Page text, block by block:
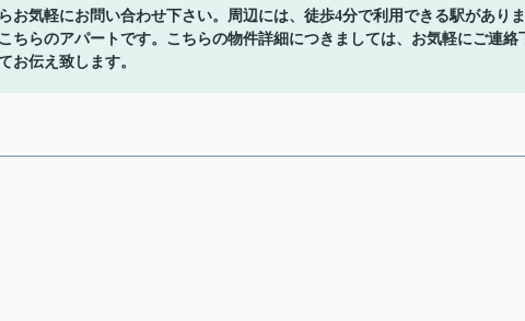
お気軽にお問い合わせ下さい。周辺には、徒歩4分で利用できる駅がありま
ちらのアパートです。こちらの物件詳細につきましては、お気軽にご連絡
お伝え致します。